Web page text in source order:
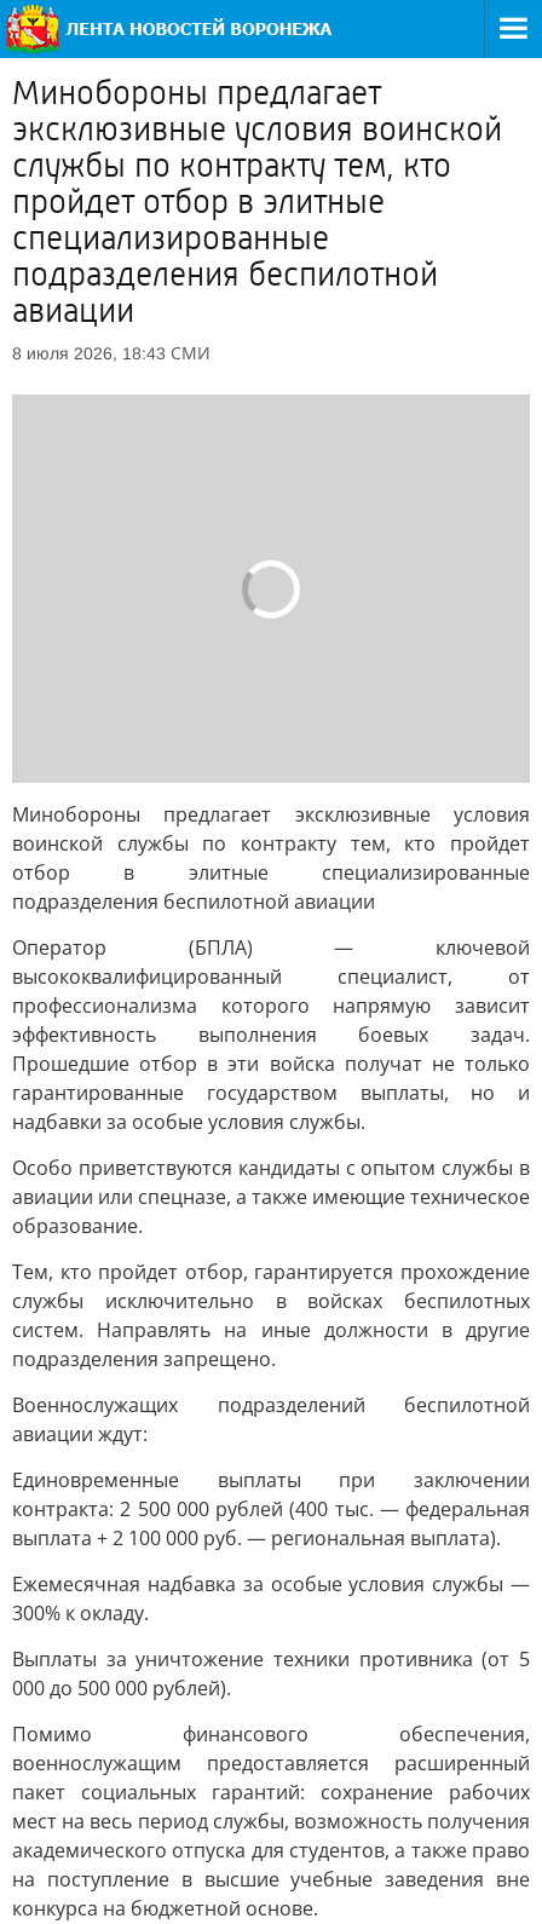
Минобороны предлагает
эксклюзивные условия воинской
службы по контракту тем, кто
пройдет отбор в элитные
специализированные
подразделения беспилотной
авиации
8 июля 2026, 18:43 СМИ
Минобороны предлагает эксклюзивные условия
воинской службы по контракту тем, кто пройдет
отбор в элитные специализированные
подразделения беспилотной авиации
Оператор (БПЛА) — ключевой
высококвалифицированный специалист, от
профессионализма которого напрямую зависит
эффективность выполнения боевых задач.
Прошедшие отбор в эти войска получат не только
гарантированные государством выплаты, но и
надбавки за особые условия службы.
Особо приветствуются кандидаты с опытом службы в
авиации или спецназе, а также имеющие техническое
образование.
Тем, кто пройдет отбор, гарантируется прохождение
службы исключительно в войсках беспилотных
систем. Направлять на иные должности в другие
подразделения запрещено.
Военнослужащих подразделений беспилотной
авиации ждут:
Единовременные выплаты при заключении
контракта: 2 500 000 рублей (400 тыс. — федеральная
выплата + 2 100 000 руб. — региональная выплата).
Ежемесячная надбавка за особые условия службы —
300% к окладу.
Выплаты за уничтожение техники противника (от 5
000 до 500 000 рублей).
Помимо финансового обеспечения,
военнослужащим предоставляется расширенный
пакет социальных гарантий: сохранение рабочих
мест на весь период службы, возможность получения
академического отпуска для студентов, а также право
на поступление в высшие учебные заведения вне
конкурса на бюджетной основе.